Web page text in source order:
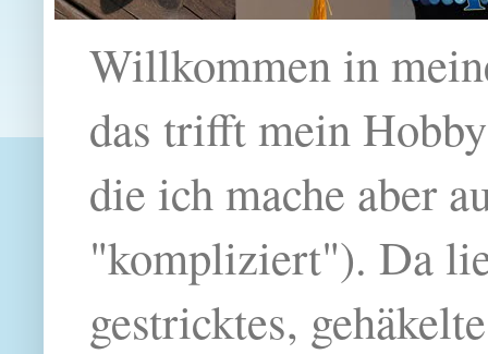
Willkommen in
das trifft mein
die ich mache aber
"kompliziert"). Da
gestricktes,